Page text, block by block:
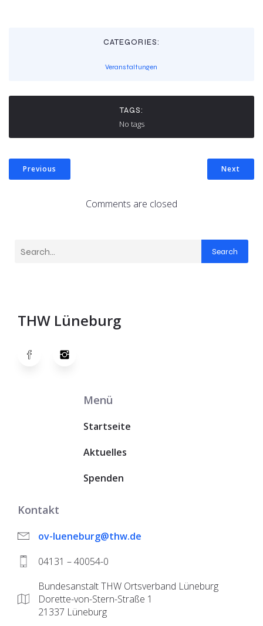
CATEGORIES:
Veranstaltungen
TAGS:
No tags
Previous Next
Comments are closed
Search
THW Lüneburg
Menü
Startseite
Aktuelles
Spenden
Kontakt
ov-lueneburg@thw.de
04131 – 40054-0
Bundesanstalt THW Ortsverband Lüneburg
Dorette-von-Stern-Straße 1
21337 Lüneburg